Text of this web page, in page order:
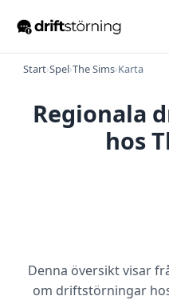
Start›Spel›The Sims›Karta
Regionala
hos
Denna översikt visar
om driftstörningar